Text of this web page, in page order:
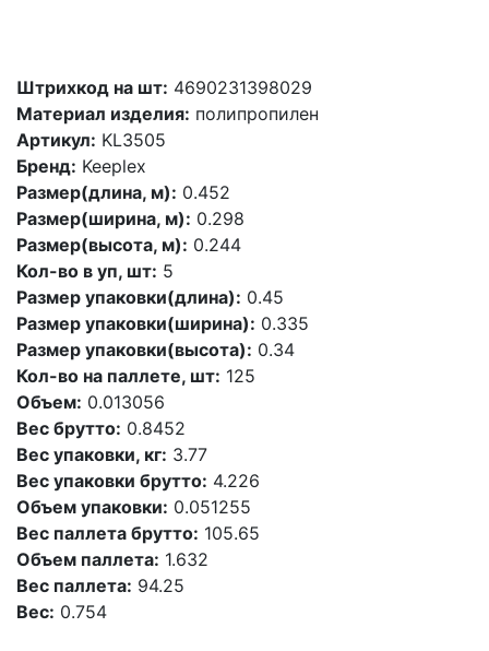
Штрихкод на шт: 4690231398029
Материал изделия: полипропилен
Артикул: KL3505
Бренд: Keeplex
Размер(длина, м): 0.452
Размер(ширина, м): 0.298
Размер(высота, м): 0.244
Кол-во в уп, шт: 5
Размер упаковки(длина): 0.45
Размер упаковки(ширина): 0.335
Размер упаковки(высота): 0.34
Кол-во на паллете, шт: 125
Объем: 0.013056
Вес брутто: 0.8452
Вес упаковки, кг: 3.77
Вес упаковки брутто: 4.226
Объем упаковки: 0.051255
Вес паллета брутто: 105.65
Объем паллета: 1.632
Вес паллета: 94.25
Вес: 0.754